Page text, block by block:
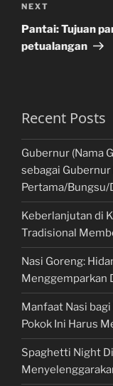
Next
Post
NEXT
Pantai: Tujuan
petualangan
Recent Posts
Gubernur (Nama
sebagai
Pertama/Bungsu/
Keberlanjutan di
Tradisional
Nasi Goreng:
Menggemparkan
Manfaat Nasi
Pokok Ini Harus
Spaghetti Night